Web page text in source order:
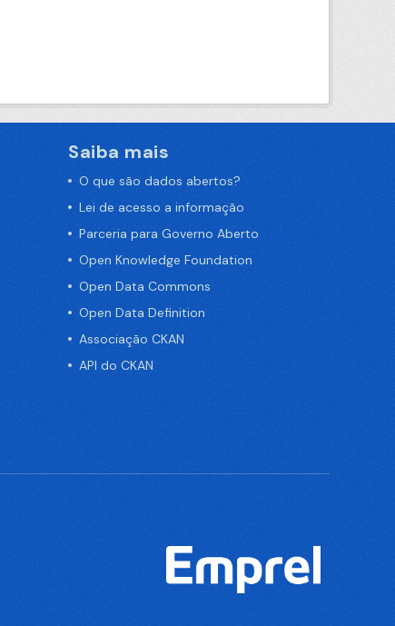
Saiba mais
O que são dados abertos?
Lei de acesso a informação
Parceria para Governo Aberto
Open Knowledge Foundation
Open Data Commons
Open Data Definition
Associação CKAN
API do CKAN